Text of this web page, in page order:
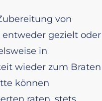
von
gezielt oder
in
wieder zum Braten
können
raten, stets